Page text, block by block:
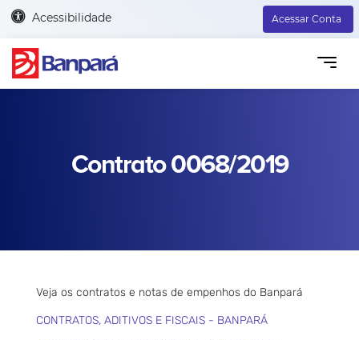
Acessibilidade Acessar Conta
Contrato 0068/2019
Veja os contratos e notas de empenhos do Banpará
CONTRATOS, ADITIVOS E FISCAIS - BANPARÁ